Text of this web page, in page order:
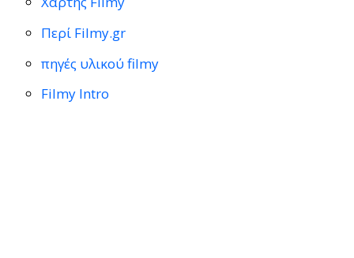
Περί Filmy.gr
πηγές υλικού filmy
Filmy Intro